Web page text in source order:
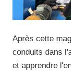
Après cette
conduits dans
et apprendre